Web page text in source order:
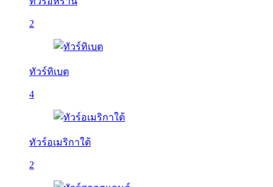
2
ทัวร์ทิเบต
4
ทัวร์อเมริกาใต้
2